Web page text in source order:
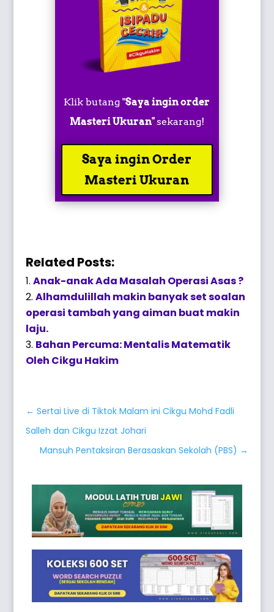
Klik butang "Saya ingin order
Masteri Ukuran"sekarang!
Saya ingin Order
Masteri Ukuran
Related Posts:
Anak-anak Ada Masalah Operasi Asas ?
Alhamdulillah makin banyak set soalan
operasi tambah yang aiman buat makin
laju.
Bahan Percuma: Mentalis Matematik
Oleh Cikgu Hakim
←Sertai Live di Tiktok Malam ini Cikgu Mohd Fadli
Salleh dan Cikgu Izzat Johari
Mansuh Pentaksiran Berasaskan Sekolah (PBS) →